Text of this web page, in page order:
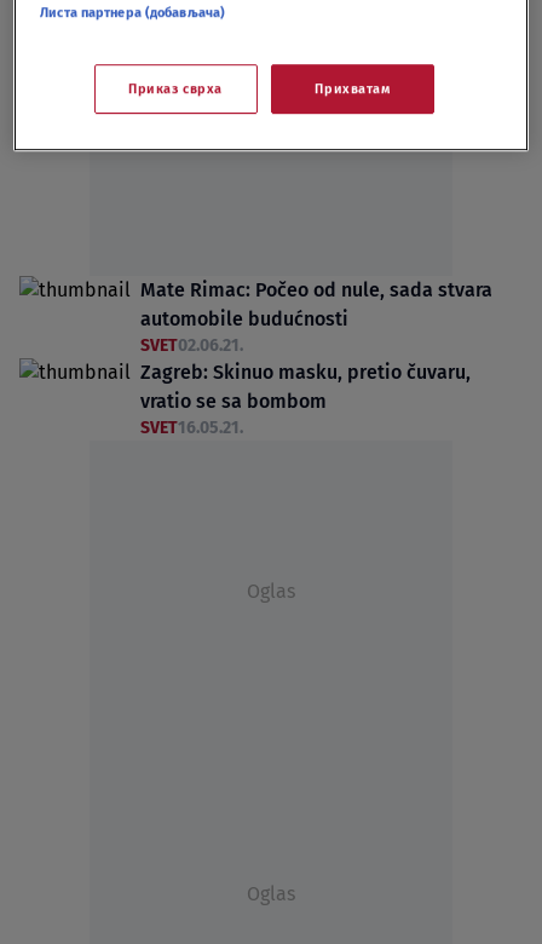
Mate Rimac: Počeo od nule, sada stvara
automobile budućnosti
SVET02.06.21.
Zagreb: Skinuo masku, pretio čuvaru,
vratio se sa bombom
SVET16.05.21.
Oglas
Oglas
Листа партнера (добављача)
Приказ сврха Прихватам